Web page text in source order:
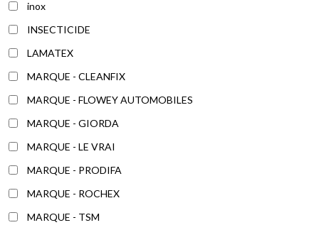
inox
INSECTICIDE
LAMATEX
MARQUE - CLEANFIX
MARQUE - FLOWEY AUTOMOBILES
MARQUE - GIORDA
MARQUE - LE VRAI
MARQUE - PRODIFA
MARQUE - ROCHEX
MARQUE - TSM